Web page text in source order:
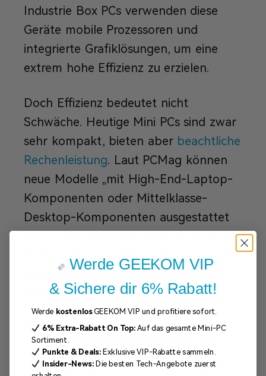
Industrie Box PCs verwenden diese
Geräte mobile Prozessoren und
integrierte Grafiklösungen, um eine
extrem hohe Effizienz zu erzielen.
Doch Effizienz bedeutet nicht
Schwäche. Heutige Mini PCs sind zwar
sehr kompakt, bieten aber beachtliche
Rechenleistung. Laut PCMag können
neue Modelle „mit High-End-Laptop-
Komponenten oder Mittelklasse-
Desktop-Komponenten ausgestattet
ihrer geringen Größe auch
anspruchsvolle Aufgaben meistern
können.
Designphilosophie: Gebaut für
völlig unterschiedliche Welten
Schon auf den ersten Blick lassen sich
Werde GEEKOM VIP
& Sichere dir 6% Rabatt!
Werde kostenlosGEEKOM VIP und profitiere sofort.
6% Extra-Rabatt On Top:Auf das gesamte Mini-PC
Sortiment.
Punkte & Deals:Exklusive VIP-Rabatte sammeln.
Insider-News:Die besten Tech-Angebote zuerst